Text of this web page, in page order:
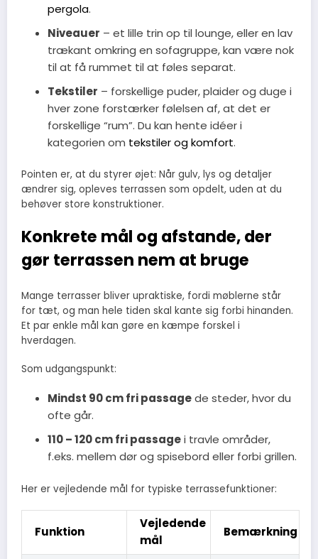
pergola.
Niveauer – et lille trin op til lounge, eller en lav
trækant omkring en sofagruppe, kan være nok
til at få rummet til at føles separat.
Tekstiler – forskellige puder, plaider og duge i
hver zone forstærker følelsen af, at det er
forskellige “rum”. Du kan hente idéer i
kategorien om tekstiler og komfort.
Pointen er, at du styrer øjet: Når gulv, lys og detaljer
ændrer sig, opleves terrassen som opdelt, uden at du
behøver store konstruktioner.
Konkrete mål og afstande, der
gør terrassen nem at bruge
Mange terrasser bliver upraktiske, fordi møblerne står
for tæt, og man hele tiden skal kante sig forbi hinanden.
Et par enkle mål kan gøre en kæmpe forskel i
hverdagen.
Som udgangspunkt:
Mindst 90 cm fri passagede steder, hvor du
ofte går.
110 – 120 cm fri passagei travle områder,
f.eks. mellem dør og spisebord eller forbi grillen.
Her er vejledende mål for typiske terrassefunktioner:
Funktion
Vejledende
mål
Bemærkning